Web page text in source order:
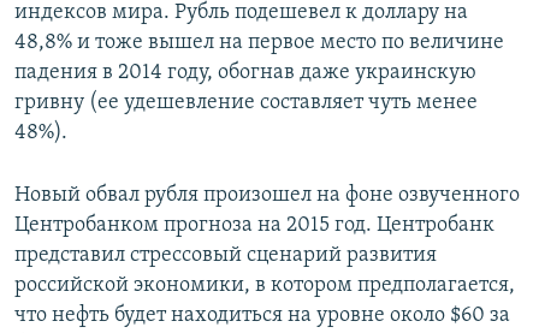
индексов мира. Рубль подешевел к доллару на
48,8% и тоже вышел на первое место по величине
падения в 2014 году, обогнав даже украинскую
гривну (ее удешевление составляет чуть менее
48%).
Новый обвал рубля произошел на фоне озвученного
Центробанком прогноза на 2015 год. Центробанк
представил стрессовый сценарий развития
российской экономики, в котором предполагается,
что нефть будет находиться на уровне около $60 за